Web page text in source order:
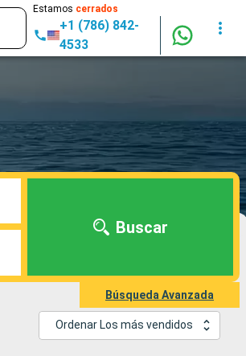
Estamos cerrados
+1 (786) 842-
4533
Buscar
Búsqueda Avanzada
Ordenar Los más vendidos